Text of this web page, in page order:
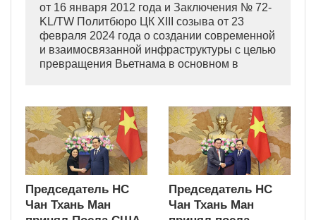
от 16 января 2012 года и Заключения № 72-
KL/TW Политбюро ЦК XIII созыва от 23
февраля 2024 года о создании современной
и взаимосвязанной инфраструктуры с целью
превращения Вьетнама в основном в
Председатель НС
Чан Тхань Ман
Председатель НС
Чан Тхань Ман